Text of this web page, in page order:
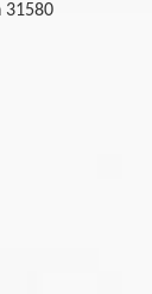
31580